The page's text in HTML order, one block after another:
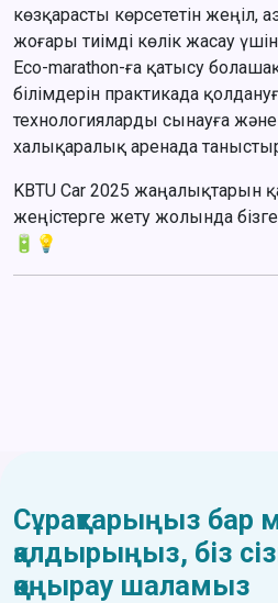
көзқарасты көрсететін жеңіл,
жоғары тиімді көлік жасау
Eco-marathon-ға қатысу
білімдерін практикада
технологияларды сынауға және
халықаралық аренада
KBTU Car 2025 жаңалықтарын
жеңістерге жету жолында
🔋💡
Сұрақтарыңыз бар
қалдырыңыз, біз
қоңырау шаламыз